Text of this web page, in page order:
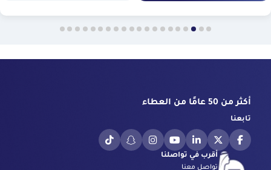
أكثر من 50 عامًا من العطاء
تابعنا
أقرب في تواصلنا
تواصل معنا